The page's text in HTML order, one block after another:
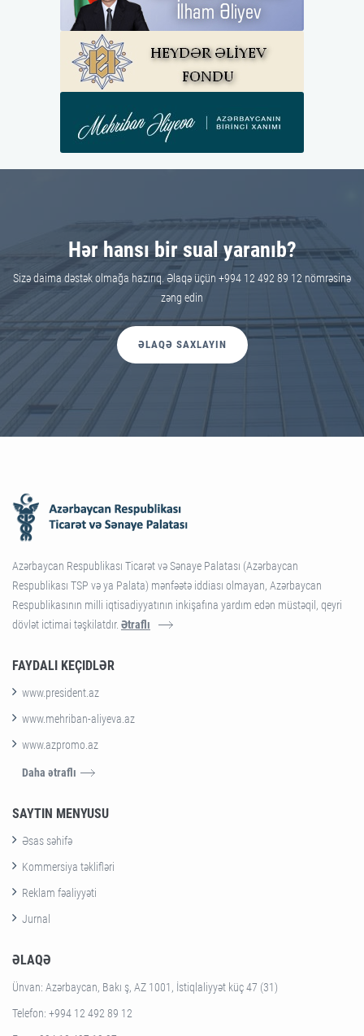
Hər hansı bir sual yaranıb?
Sizə daima dəstək olmağa hazırıq. Əlaqə üçün +994 12 492 89 12 nömrəsinə
zəng edin
ƏLAQƏ SAXLAYIN
Azərbaycan Respublikası Ticarət və Sənaye Palatası (Azərbaycan
Respublikası TSP və ya Palata) mənfəətə iddiası olmayan, Azərbaycan
Respublikasının milli iqtisadiyyatının inkişafına yardım edən müstəqil, qeyri
dövlət ictimai təşkilatdır. Ətraflı
FAYDALI KEÇIDLƏR
www.president.az
www.mehriban-aliyeva.az
www.azpromo.az
Daha ətraflı
SAYTIN MENYUSU
Əsas səhifə
Kommersiya təklifləri
Reklam fəaliyyəti
Jurnal
ƏLAQƏ
Ünvan: Azərbaycan, Bakı ş, AZ 1001, İstiqlaliyyət küç 47 (31)
Telefon: +994 12 492 89 12